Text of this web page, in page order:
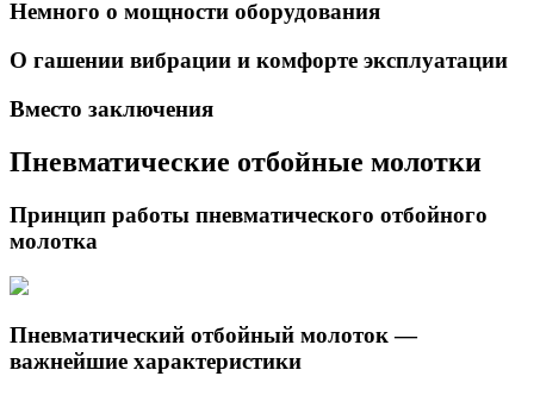
Немного о мощности оборудования
О гашении вибрации и комфорте эксплуатации
Вместо заключения
Пневматические отбойные молотки
Принцип работы пневматического отбойного
молотка
Пневматический отбойный молоток —
важнейшие характеристики